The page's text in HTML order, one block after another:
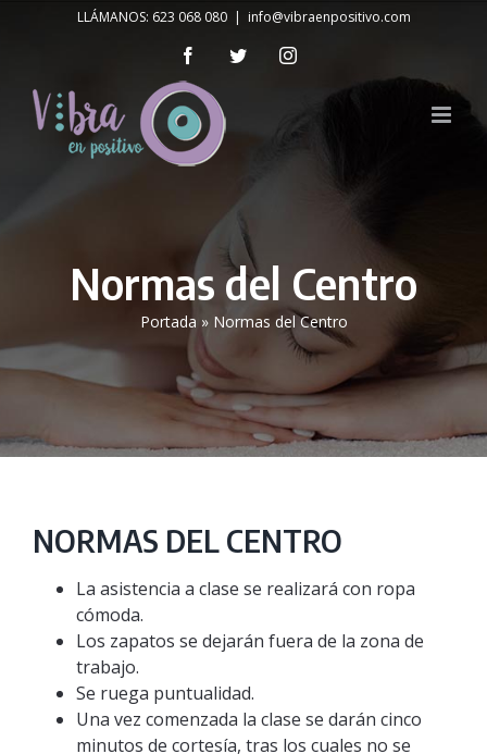
LLÁMANOS: 623 068 080 | info@vibraenpositivo.com
FacebookTwitterInstagram
Normas del Centro
Portada » Normas del Centro
NORMAS DEL CENTRO
La asistencia a clase se realizará con ropa
cómoda.
Los zapatos se dejarán fuera de la zona de
trabajo.
Se ruega puntualidad.
Una vez comenzada la clase se darán cinco
minutos de cortesía, tras los cuales no se